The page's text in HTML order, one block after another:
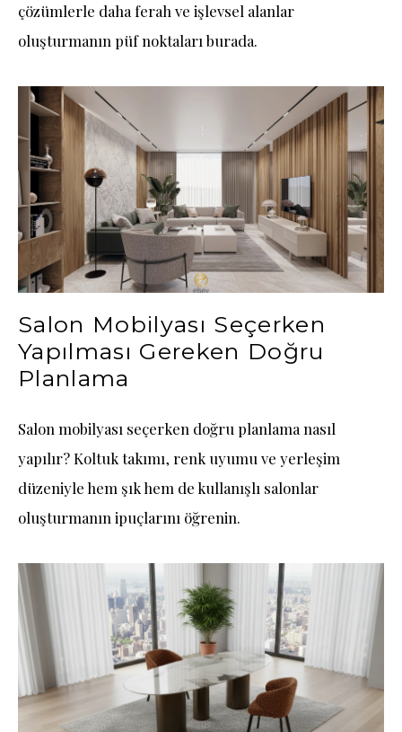
çözümlerle daha ferah ve işlevsel alanlar
oluşturmanın püf noktaları burada.
Salon Mobilyası Seçerken
Yapılması Gereken Doğru
Planlama
Salon mobilyası seçerken doğru planlama nasıl
yapılır? Koltuk takımı, renk uyumu ve yerleşim
düzeniyle hem şık hem de kullanışlı salonlar
oluşturmanın ipuçlarını öğrenin.